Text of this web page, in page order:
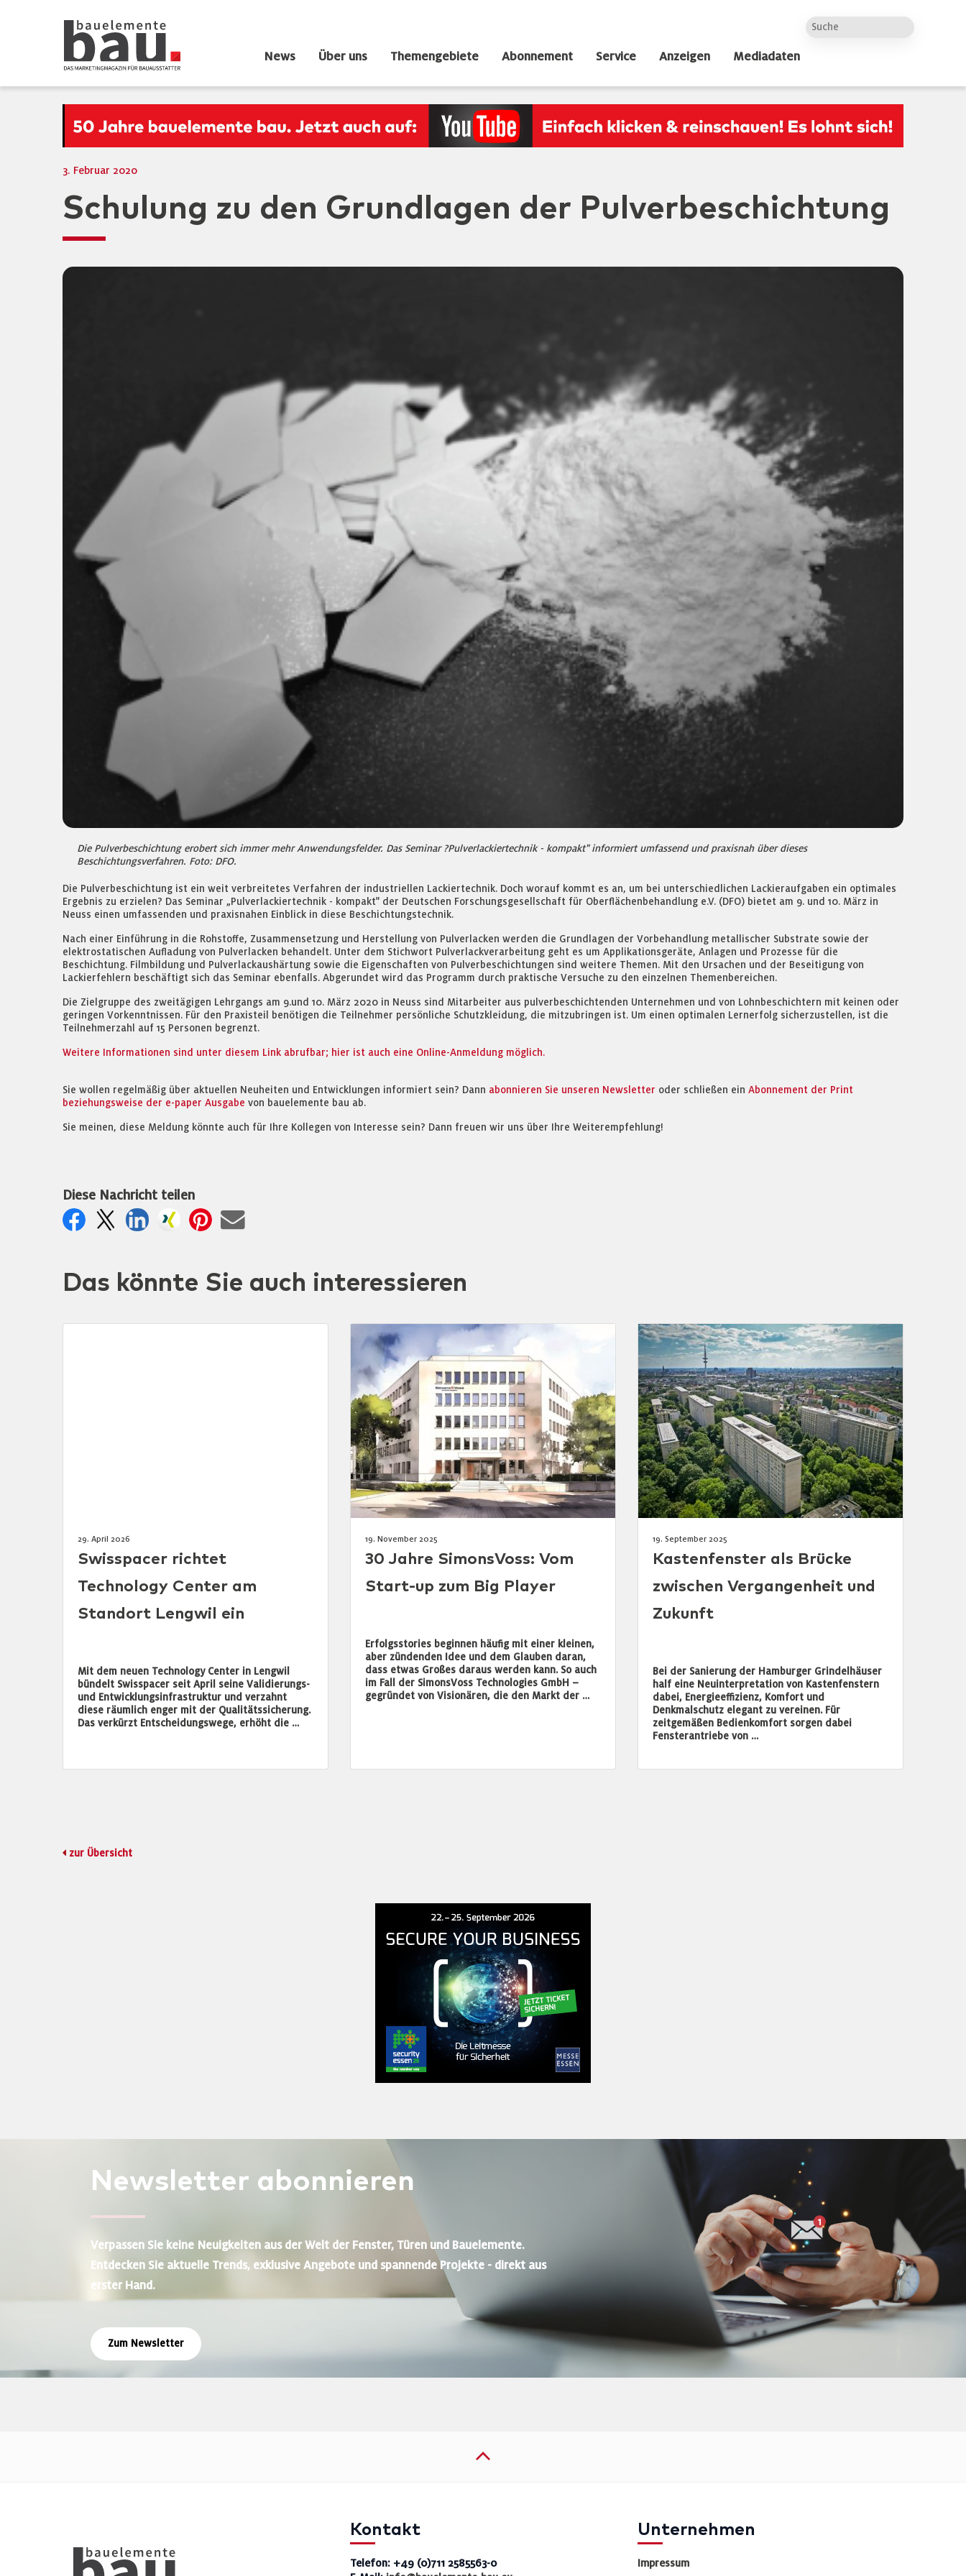
News Über uns Themengebiete Abonnement Service Anzeigen Mediadaten
3. Februar 2020
Schulung zu den Grundlagen der Pulverbeschichtung
Die Pulverbeschichtung erobert sich immer mehr Anwendungsfelder. Das Seminar ?Pulverlackiertechnik - kompakt" informiert umfassend und praxisnah über dieses
Beschichtungsverfahren. Foto: DFO.
Die Pulverbeschichtung ist ein weit verbreitetes Verfahren der industriellen Lackiertechnik. Doch worauf kommt es an, um bei unterschiedlichen Lackieraufgaben ein optimales
Ergebnis zu erzielen? Das Seminar „Pulverlackiertechnik - kompakt" der Deutschen Forschungsgesellschaft für Oberflächenbehandlung e.V. (DFO) bietet am 9. und 10. März in
Neuss einen umfassenden und praxisnahen Einblick in diese Beschichtungstechnik.
Nach einer Einführung in die Rohstoffe, Zusammensetzung und Herstellung von Pulverlacken werden die Grundlagen der Vorbehandlung metallischer Substrate sowie der
elektrostatischen Aufladung von Pulverlacken behandelt. Unter dem Stichwort Pulverlackverarbeitung geht es um Applikationsgeräte, Anlagen und Prozesse für die
Beschichtung. Filmbildung und Pulverlackaushärtung sowie die Eigenschaften von Pulverbeschichtungen sind weitere Themen. Mit den Ursachen und der Beseitigung von
Lackierfehlern beschäftigt sich das Seminar ebenfalls. Abgerundet wird das Programm durch praktische Versuche zu den einzelnen Themenbereichen.
Die Zielgruppe des zweitägigen Lehrgangs am 9.und 10. März 2020 in Neuss sind Mitarbeiter aus pulverbeschichtenden Unternehmen und von Lohnbeschichtern mit keinen oder
geringen Vorkenntnissen. Für den Praxisteil benötigen die Teilnehmer persönliche Schutzkleidung, die mitzubringen ist. Um einen optimalen Lernerfolg sicherzustellen, ist die
Teilnehmerzahl auf 15 Personen begrenzt.
Weitere Informationen sind unter diesem Link abrufbar; hier ist auch eine Online-Anmeldung möglich.
Sie wollen regelmäßig über aktuellen Neuheiten und Entwicklungen informiert sein? Dann abonnieren Sie unseren Newsletter oder schließen ein Abonnement der Print
beziehungsweise der e-paper Ausgabe von bauelemente bau ab.
Sie meinen, diese Meldung könnte auch für Ihre Kollegen von Interesse sein? Dann freuen wir uns über Ihre Weiterempfehlung!
Diese Nachricht teilen
Das könnte Sie auch interessieren
29. April 2026
Swisspacer richtet
Technology Center am
Standort Lengwil ein
Mit dem neuen Technology Center in Lengwil
bündelt Swisspacer seit April seine Validierungs-
und Entwicklungsinfrastruktur und verzahnt
diese räumlich enger mit der Qualitätssicherung.
Das verkürzt Entscheidungswege, erhöht die …
19. November 2025
30 Jahre SimonsVoss: Vom
Start-up zum Big Player
Erfolgsstories beginnen häufig mit einer kleinen,
aber zündenden Idee und dem Glauben daran,
dass etwas Großes daraus werden kann. So auch
im Fall der SimonsVoss Technologies GmbH –
gegründet von Visionären, die den Markt der …
19. September 2025
Kastenfenster als Brücke
zwischen Vergangenheit und
Zukunft
Bei der Sanierung der Hamburger Grindelhäuser
half eine Neuinterpretation von Kastenfenstern
dabei, Energieeffizienz, Komfort und
Denkmalschutz elegant zu vereinen. Für
zeitgemäßen Bedienkomfort sorgen dabei
Fensterantriebe von …
zur Übersicht
Newsletter abonnieren
Verpassen Sie keine Neuigkeiten aus der Welt der Fenster, Türen und Bauelemente.
Entdecken Sie aktuelle Trends, exklusive Angebote und spannende Projekte - direkt aus
erster Hand.
Zum Newsletter
Kontakt
Telefon: +49 (0)711 2585563-0
Unternehmen
Impressum